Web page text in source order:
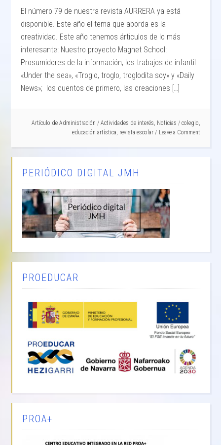
El número 79 de nuestra revista AURRERA ya está
disponible. Este año el tema que aborda es la
creatividad. Este año tenemos árticulos de lo más
interesante: Nuestro proyecto Magnet School:
Prosumidores de la información; los trabajos de infantil
«Under the sea», «Troglo, troglo, troglodita soy» y «Daily
News»; los cuentos de primero, las creaciones […]
Artículo de Administración / Actividades de interés, Noticias / colegio,
educación artística, revista escolar Leave a Comment
PERIÓDICO DIGITAL JMH
PROEDUCAR
PROA+